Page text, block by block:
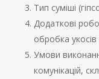
Тип суміші
Додаткові
обробка
Умови
комунікацій,